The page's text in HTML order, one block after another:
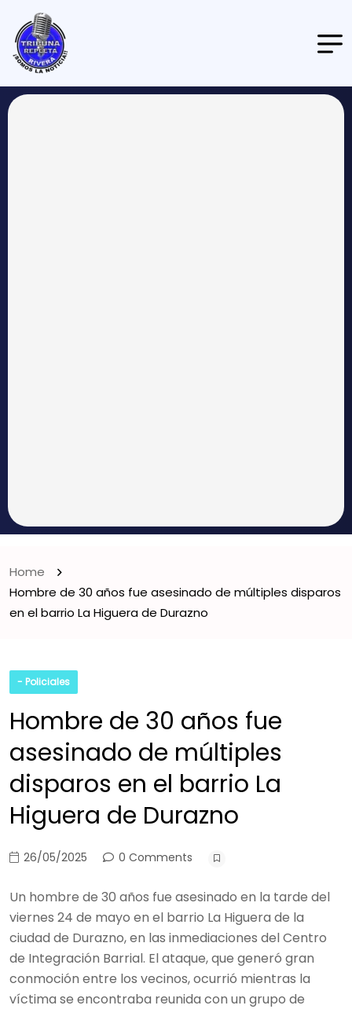
Home
Hombre de 30 años fue asesinado de múltiples disparos
en el barrio La Higuera de Durazno
- Policiales
Hombre de 30 años fue
asesinado de múltiples
disparos en el barrio La
Higuera de Durazno
26/05/2025 0 Comments
Un hombre de 30 años fue asesinado en la tarde del
viernes 24 de mayo en el barrio La Higuera de la
ciudad de Durazno, en las inmediaciones del Centro
de Integración Barrial. El ataque, que generó gran
conmoción entre los vecinos, ocurrió mientras la
víctima se encontraba reunida con un grupo de